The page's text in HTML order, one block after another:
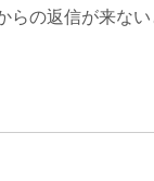
の返信が来な